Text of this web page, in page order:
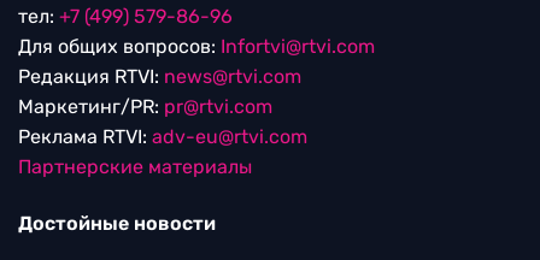
тел: +7 (499) 579-86-96
Для общих вопросов: Infortvi@rtvi.com
Редакция RTVI: news@rtvi.com
Маркетинг/PR: pr@rtvi.com
Реклама RTVI: adv-eu@rtvi.com
Партнерские материалы
Достойные новости